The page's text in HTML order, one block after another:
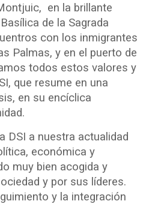
en la brillante
de la Sagrada
con los inmigrantes
Palmas, y en el puerto de
todos estos valores y
que resume en una
en su encíclica
DSI a nuestra actualidad
económica y
muy bien acogida y
y por sus líderes.
y la integración